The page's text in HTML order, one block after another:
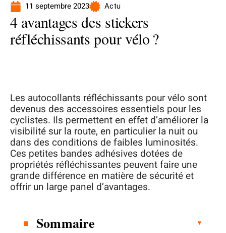
11 septembre 2023 Actu
4 avantages des stickers
réfléchissants pour vélo ?
Les autocollants réfléchissants pour vélo sont
devenus des accessoires essentiels pour les
cyclistes. Ils permettent en effet d’améliorer la
visibilité sur la route, en particulier la nuit ou
dans des conditions de faibles luminosités.
Ces petites bandes adhésives dotées de
propriétés réfléchissantes peuvent faire une
grande différence en matière de sécurité et
offrir un large panel d’avantages.
Sommaire